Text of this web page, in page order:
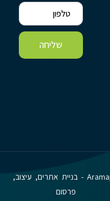
שליחה
Aramapp - בניית אתרים, עיצוב,
פרסום